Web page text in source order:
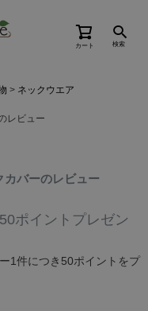
カート 検索
ネックウエア
レビュー
カバーのレビュー
ポイントプレゼン
1件につき50ポイントをプ